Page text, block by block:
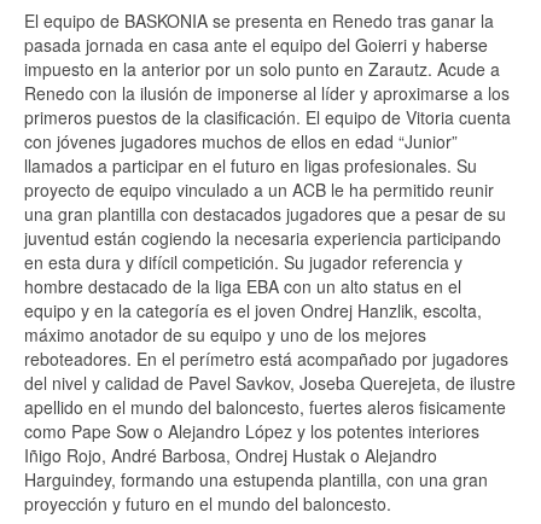
El equipo de BASKONIA se presenta en Renedo tras ganar la
pasada jornada en casa ante el equipo del Goierri y haberse
impuesto en la anterior por un solo punto en Zarautz. Acude a
Renedo con la ilusión de imponerse al líder y aproximarse a los
primeros puestos de la clasificación. El equipo de Vitoria cuenta
con jóvenes jugadores muchos de ellos en edad “Junior”
llamados a participar en el futuro en ligas profesionales. Su
proyecto de equipo vinculado a un ACB le ha permitido reunir
una gran plantilla con destacados jugadores que a pesar de su
juventud están cogiendo la necesaria experiencia participando
en esta dura y difícil competición. Su jugador referencia y
hombre destacado de la liga EBA con un alto status en el
equipo y en la categoría es el joven Ondrej Hanzlik, escolta,
máximo anotador de su equipo y uno de los mejores
reboteadores. En el perímetro está acompañado por jugadores
del nivel y calidad de Pavel Savkov, Joseba Querejeta, de ilustre
apellido en el mundo del baloncesto, fuertes aleros fisicamente
como Pape Sow o Alejandro López y los potentes interiores
Iñigo Rojo, André Barbosa, Ondrej Hustak o Alejandro
Harguindey, formando una estupenda plantilla, con una gran
proyección y futuro en el mundo del baloncesto.